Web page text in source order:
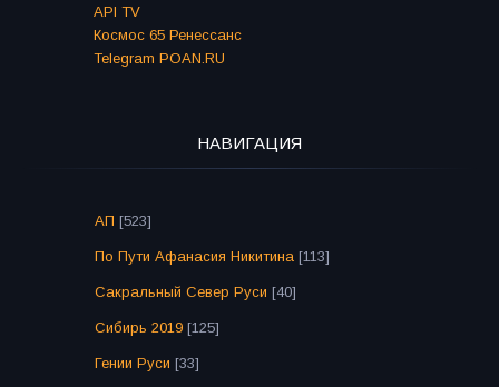
API TV
Космос 65 Ренессанс
Telegram POAN.RU
НАВИГАЦИЯ
АП [523]
По Пути Афанасия Никитина [113]
Сакральный Север Руси [40]
Сибирь 2019 [125]
Гении Руси [33]